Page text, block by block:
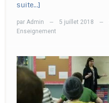
suite…]
par Admin — 5 juillet 2018 —
Enseignement